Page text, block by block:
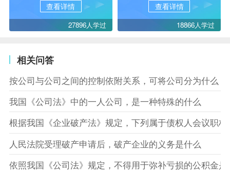
查看详情
27896人学过
查看详情
18866人学过
相关问答
按公司与公司之间的控制依附关系，可将公司分为什么
我国《公司法》中的一人公司，是一种特殊的什么
根据我国《企业破产法》规定，下列属于债权人会议职
人民法院受理破产申请后，破产企业的义务是什么
依照我国《公司法》规定，不得用于弥补亏损的公积金是